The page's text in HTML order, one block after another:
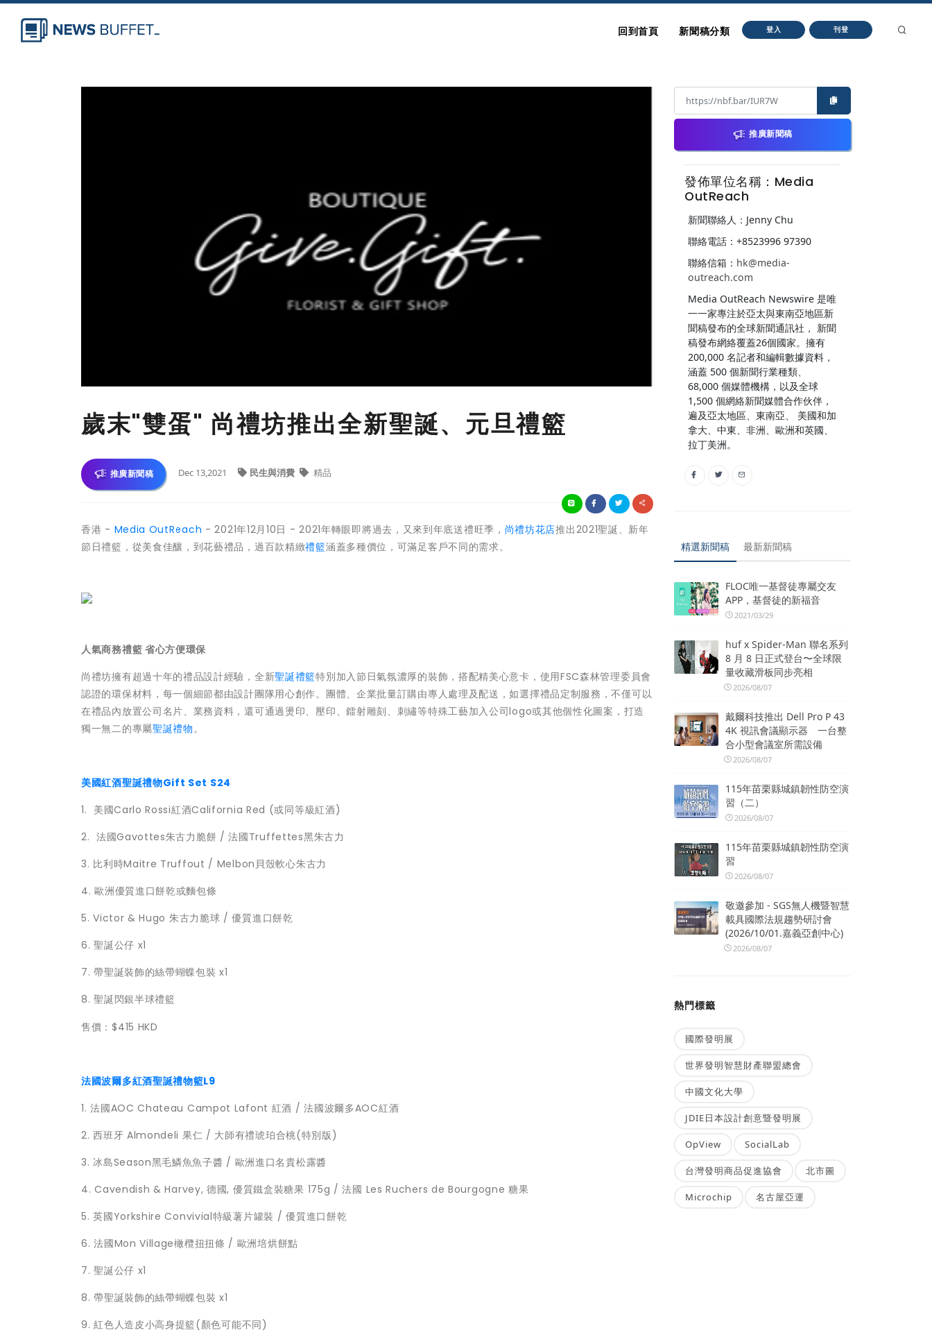
回到首頁 新聞稿分類 登入 刊登
歲末"雙蛋" 尚禮坊推出全新聖誕、元旦禮籃
推廣新聞稿 Dec 13,2021 民生與消費 精品
香港 - Media OutReach - 2021年12月10日 - 2021年轉眼即將過去，又來到年底送禮旺季， 尚禮坊花店推出2021聖誕、新年
節日禮籃，從美食佳釀，到花藝禮品，過百款精緻禮籃涵蓋多種價位，可滿足客戶不同的需求。
人氣商務禮籃 省心方便環保
尚禮坊擁有超過十年的禮品設計經驗，全新聖誕禮籃特別加入節日氣氛濃厚的裝飾，搭配精美心意卡，使用FSC森林管理委員會
認證的環保材料，每一個細節都由設計團隊用心創作。團體、企業批量訂購由專人處理及配送，如選擇禮品定制服務，不僅可以
在禮品內放置公司名片、業務資料，還可通過燙印、壓印、鐳射雕刻、刺繡等特殊工藝加入公司logo或其他個性化圖案，打造
獨一無二的專屬聖誕禮物。
美國紅酒聖誕禮物Gift Set S24
1. 美國Carlo Rossi紅酒California Red (或同等級紅酒)
2. 法國Gavottes朱古力脆餅 / 法國Truffettes黑朱古力
3. 比利時Maitre Truffout / Melbon貝殼軟心朱古力
4. 歐洲優質進口餅乾或麵包條
5. Victor & Hugo 朱古力脆球 / 優質進口餅乾
6. 聖誕公仔 x1
7. 帶聖誕裝飾的絲帶蝴蝶包裝 x1
8. 聖誕閃銀半球禮籃
售價：$415 HKD
法國波爾多紅酒聖誕禮物籃L9
1. 法國AOC Chateau Campot Lafont 紅酒 / 法國波爾多AOC紅酒
2. 西班牙 Almondeli 果仁 / 大師有禮琥珀合桃(特別版)
3. 冰島Season黑毛鱗魚魚子醬 / 歐洲進口名貴松露醬
4. Cavendish & Harvey, 德國, 優質鐵盒裝糖果 175g / 法國 Les Ruchers de Bourgogne 糖果
5. 英國Yorkshire Convivial特級薯片罐裝 / 優質進口餅乾
6. 法國Mon Village橄欖扭扭條 / 歐洲培烘餅點
7. 聖誕公仔 x1
8. 帶聖誕裝飾的絲帶蝴蝶包裝 x1
9. 紅色人造皮小高身提籃(顏色可能不同)
推廣新聞稿
發佈單位名稱：Media
OutReach
新聞聯絡人：Jenny Chu
聯絡電話：+8523996 97390
聯絡信箱： hk@media-
outreach.com
Media OutReach Newswire 是唯
一一家專注於亞太與東南亞地區新
聞稿發布的全球新聞通訊社， 新聞
稿發布網絡覆蓋26個國家。擁有
200,000 名記者和編輯數據資料，
涵蓋 500 個新聞行業種類、
68,000 個媒體機構，以及全球
1,500 個網絡新聞媒體合作伙伴，
遍及亞太地區、東南亞、 美國和加
拿大、中東、非洲、歐洲和英國、
拉丁美洲。
精選新聞稿 最新新聞稿
FLOC唯一基督徒專屬交友
APP，基督徒的新福音
2021/03/29
huf x Spider-Man 聯名系列
8 月 8 日正式登台〜全球限
量收藏滑板同步亮相
2026/08/07
戴爾科技推出 Dell Pro P 43
4K 視訊會議顯示器 一台整
合小型會議室所需設備
2026/08/07
115年苗栗縣城鎮韌性防空演
習（二）
2026/08/07
115年苗栗縣城鎮韌性防空演
習
2026/08/07
敬邀參加 - SGS無人機暨智慧
載具國際法規趨勢研討會
(2026/10/01.嘉義亞創中心)
2026/08/07
熱門標籤
國際發明展
世界發明智慧財產聯盟總會
中國文化大學
JDIE日本設計創意暨發明展
OpView SocialLab
台灣發明商品促進協會 北市圖
Microchip 名古屋亞運